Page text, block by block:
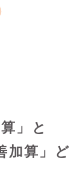
」と
加算」ど